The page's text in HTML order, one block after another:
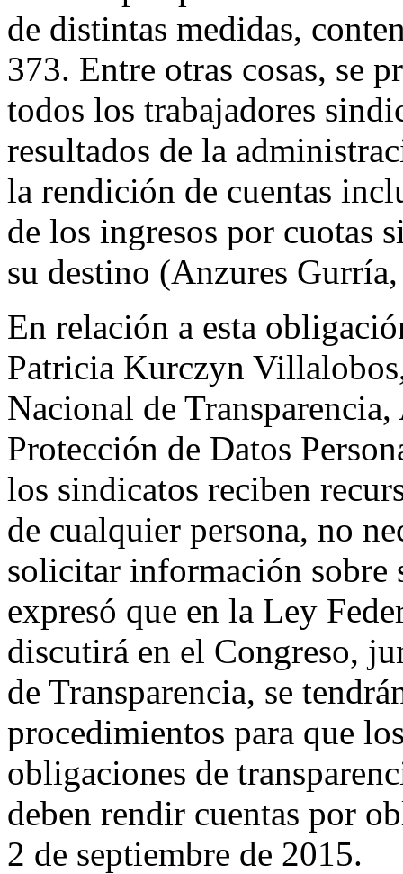
de distintas medidas,
373. Entre otras cosas, se
todos los trabajadores
resultados de la
la rendición de cuentas
de los ingresos por cuotas
su destino (Anzures
En relación a esta
Patricia Kurczyn
Nacional de
Protección de Datos
los sindicatos reciben
de cualquier persona, no
solicitar información sobre
expresó que en la Ley
discutirá en el Congreso,
de Transparencia, se
procedimientos para que
obligaciones de
deben rendir cuentas por
2 de septiembre de 2015.